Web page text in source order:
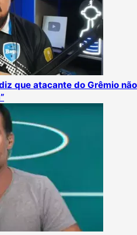
que atacante do Grêmio não